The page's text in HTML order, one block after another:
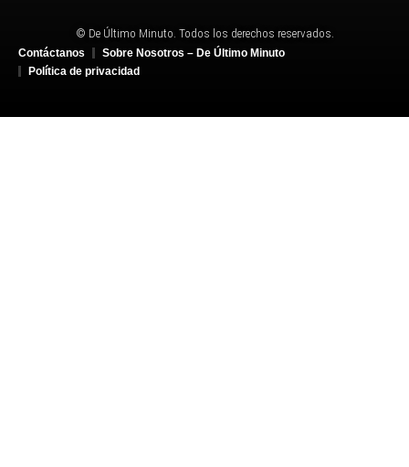
© De Último Minuto. Todos los derechos reservados.
Contáctanos
Sobre Nosotros – De Último Minuto
Política de privacidad